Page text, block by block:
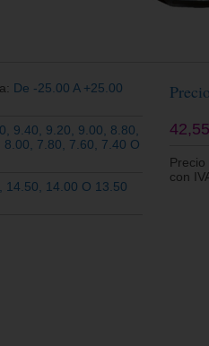
De -25.00 A +25.00
9.40, 9.20, 9.00, 8.80,
8.00, 7.80, 7.60, 7.40 O
14.50, 14.00 O 13.50
con